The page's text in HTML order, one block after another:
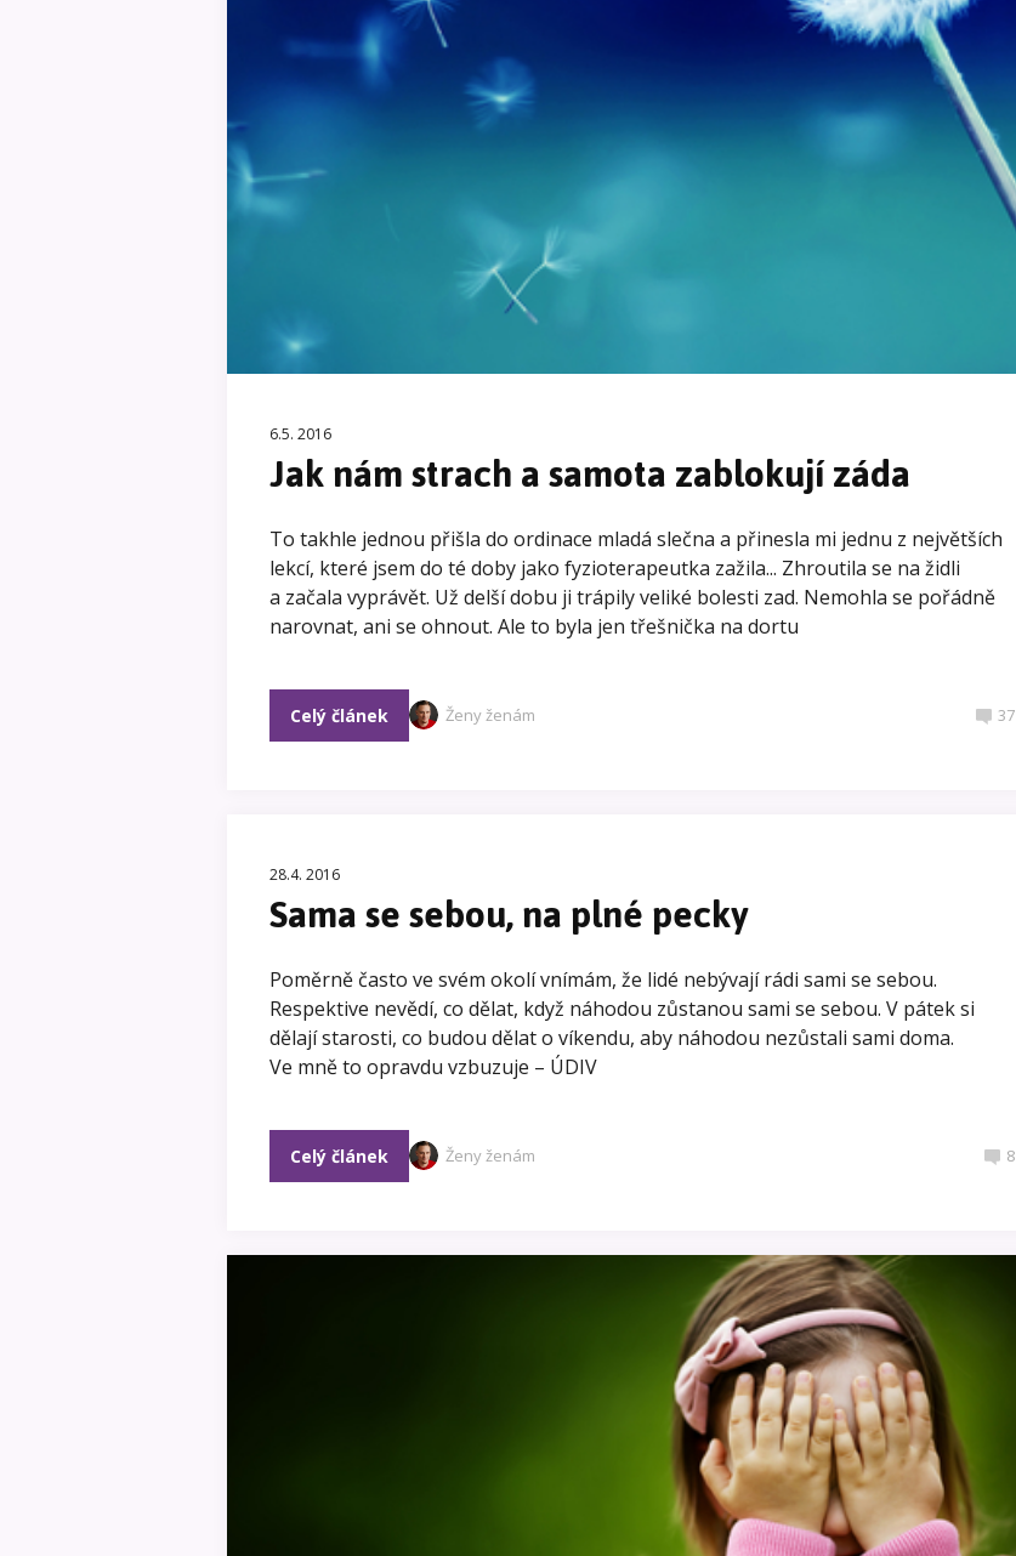
6.5. 2016
Jak nám strach a samota zablokují záda
To takhle jednou přišla do ordinace mladá slečna a přinesla mi jednu z největších
lekcí, které jsem do té doby jako fyzioterapeutka zažila... Zhroutila se na židli
a začala vyprávět. Už delší dobu ji trápily veliké bolesti zad. Nemohla se pořádně
narovnat, ani se ohnout. Ale to byla jen třešnička na dortu
Celý článek Ženy ženám 37
28.4. 2016
Sama se sebou, na plné pecky
Poměrně často ve svém okolí vnímám, že lidé nebývají rádi sami se sebou.
Respektive nevědí, co dělat, když náhodou zůstanou sami se sebou. V pátek si
dělají starosti, co budou dělat o víkendu, aby náhodou nezůstali sami doma.
Ve mně to opravdu vzbuzuje – ÚDIV
Celý článek Ženy ženám 8